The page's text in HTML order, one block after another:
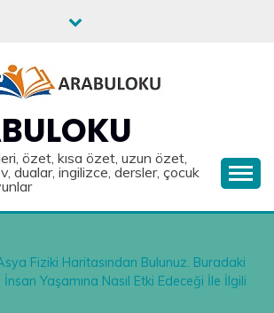
özet, kısa özet, uzun özet,
dualar, ingilizce, dersler, çocuk
Fiziki Haritasından Bulunuz. Buradaki
Yaşamına Nasıl Etki Edeceği İle İlgili